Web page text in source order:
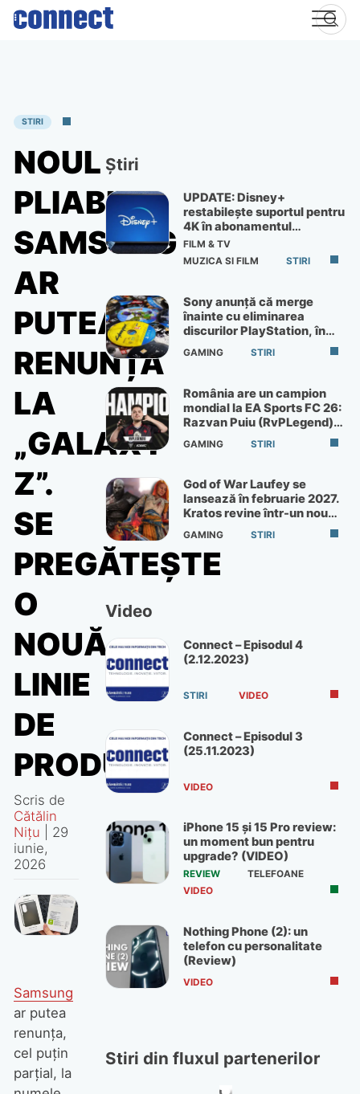
Skip
STIRI
NOUL
PLIABIL
SAMSUNG
AR
PUTEA
RENUNȚA
LA
„GALAXY
Z”.
SE
PREGĂTEȘTE
O
NOUĂ
LINIE
DE
PRODUS?
Scris de
Cătălin
Nițu
29
iunie,
2026
Samsung
ar putea
renunța,
cel puțin
parțial, la
Știri
UPDATE: Disney+
restabilește suportul pentru
4K în abonamentul
Premium
FILM & TV
MUZICA SI FILM
STIRI
Sony anunță că merge
înainte cu eliminarea
discurilor PlayStation, în
ciuda protestelor
GAMING STIRI
România are un campion
mondial la EA Sports FC 26:
Razvan Puiu (RvPLegend)
câștigă turneul de la Paris
GAMING STIRI
God of War Laufey se
lansează în februarie 2027.
Kratos revine într-un nou
God of War
GAMING STIRI
Video
Connect – Episodul 4
(2.12.2023)
STIRI VIDEO
Connect – Episodul 3
(25.11.2023)
VIDEO
iPhone 15 și 15 Pro review:
un moment bun pentru
upgrade? (VIDEO)
REVIEW
TELEFOANE
VIDEO
Nothing Phone (2): un
telefon cu personalitate
(Review)
VIDEO
Stiri din fluxul partenerilor